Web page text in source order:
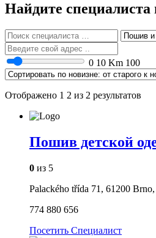
Найдите специалиста
0 10 Km 100
Отображено 1 2 из 2 результатов
Пошив детской
0 из 5
Palackého třída 71, 61200
774 880 656
Посетить Специалист